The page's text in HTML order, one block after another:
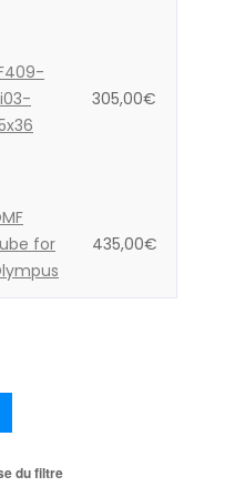
305,00€
for
435,00€